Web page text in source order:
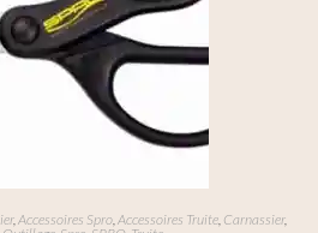
, Accessoires Spro, Accessoires Truite, Carnassier,